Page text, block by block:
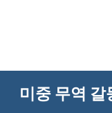
미중 무역